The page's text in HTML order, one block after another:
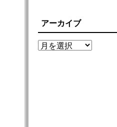
アーカイブ